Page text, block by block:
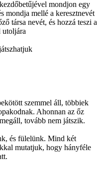
mondjon egy
mondja mellé a keresztnevét
társa nevét, és hozzá teszi a
utoljára
szemmel áll, többiek
Ahonnan az őz
tovább nem játszik.
és fülelünk. Mind két
mutatjuk, hogy hányféle